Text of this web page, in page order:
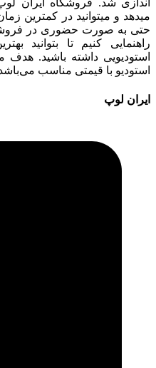
اندازی شد. فروشگاه ایران
میدهد و میتوانید در کمترین
حتی به صورت حضوری در
راهنمایی کنیم تا بتوانید
استودیویی داشته باشید.
استودیو با قیمتی مناسب
ایران لوپ